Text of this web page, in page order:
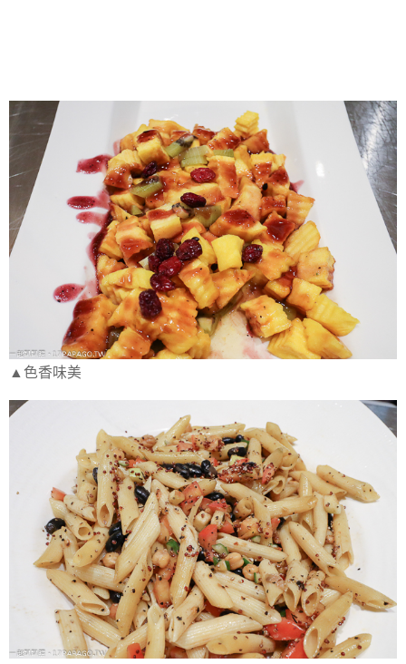
▲色香味美